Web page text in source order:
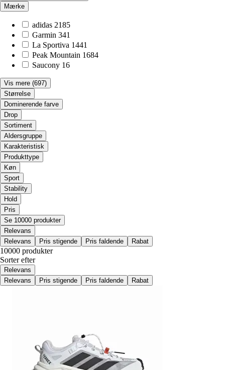
Mærke
adidas 2185
Garmin 341
La Sportiva 1441
Peak Mountain 1684
Saucony 16
Vis mere (697)
Størrelse
Dominerende farve
Drop
Sortiment
Aldersgruppe
Karakteristisk
Produkttype
Køn
Sport
Stability
Hold
Pris
Se 10000 produkter
Relevans
Relevans
Pris stigende Pris faldende Rabat
10000 produkter
Sorter efter
Relevans
Relevans
Pris stigende Pris faldende Rabat